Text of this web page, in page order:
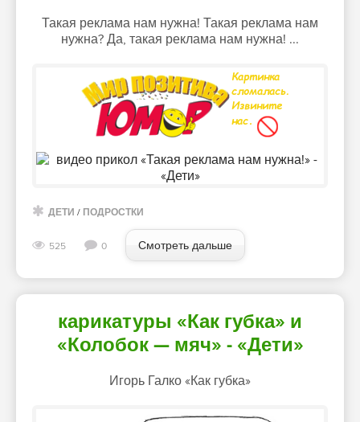
Такая реклама нам нужна! Такая реклама нам
нужна? Да, такая реклама нам нужна! ...
ДЕТИ / ПОДРОСТКИ
525 0 Смотреть дальше
карикатуры «Как губка» и
«Колобок — мяч» - «Дети»
Игорь Галко «Как губка»